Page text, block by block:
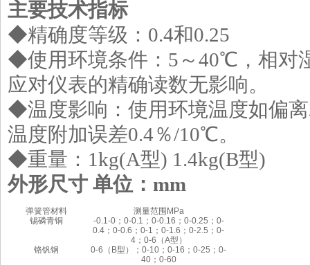
主要技术指标
◆精确度等级：0.4和0.25
◆使用环境条件：5～40℃，相对
应对仪表的精确读数无影响。
◆温度影响：使用环境温度如偏
温度附加误差0.4％/10℃。
◆重量：1kg(A型) 1.4kg(B型)
外形尺寸 单位： mm
弹簧管材料
测量范围MPa
锡磷青铜
-0.1-0；0-0.1；0-0.16；0-0.25；0-
0.4；0-0.6；0-1；0-1.6；0-2.5；0-
4；0-6（A型）
铬钒钢
0-6（B型）；0-10；0-16；0-25；0-
40；0-60